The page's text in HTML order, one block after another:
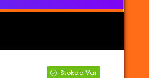
Stokda Var